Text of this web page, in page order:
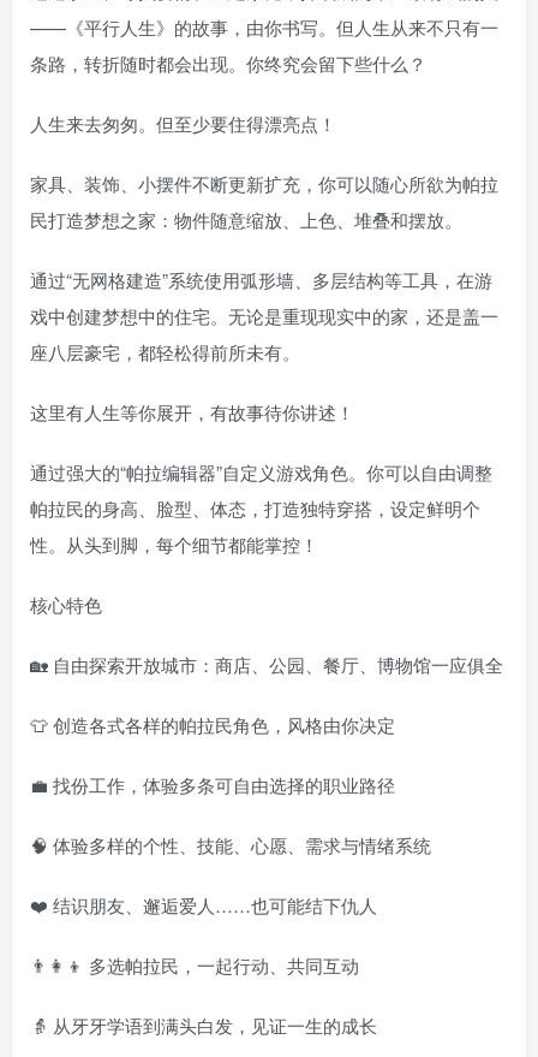
——《平行人生》的故事，由你书写。但人生从来不只有一
条路，转折随时都会出现。你终究会留下些什么？
人生来去匆匆。但至少要住得漂亮点！
家具、装饰、小摆件不断更新扩充，你可以随心所欲为帕拉
民打造梦想之家：物件随意缩放、上色、堆叠和摆放。
通过“无网格建造”系统使用弧形墙、多层结构等工具，在游
戏中创建梦想中的住宅。无论是重现现实中的家，还是盖一
座八层豪宅，都轻松得前所未有。
这里有人生等你展开，有故事待你讲述！
通过强大的“帕拉编辑器”自定义游戏角色。你可以自由调整
帕拉民的身高、脸型、体态，打造独特穿搭，设定鲜明个
性。从头到脚，每个细节都能掌控！
核心特色
🏡 自由探索开放城市：商店、公园、餐厅、博物馆一应俱全
👕 创造各式各样的帕拉民角色，风格由你决定
💼 找份工作，体验多条可自由选择的职业路径
🧠 体验多样的个性、技能、心愿、需求与情绪系统
❤️ 结识朋友、邂逅爱人……也可能结下仇人
👨‍👩‍👦 多选帕拉民，一起行动、共同互动
👵 从牙牙学语到满头白发，见证一生的成长